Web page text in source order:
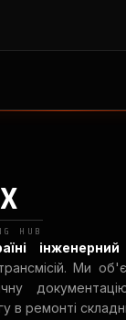
HUB
Ми
в ремонті